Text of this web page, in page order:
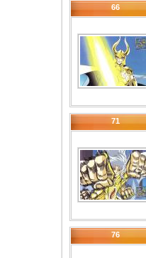
66
71
76